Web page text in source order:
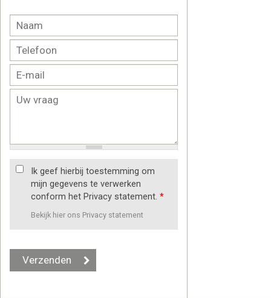
Ik geef hierbij toestemming om
mijn gegevens te verwerken
conform het Privacy statement. *
Bekijk hier ons Privacy statement